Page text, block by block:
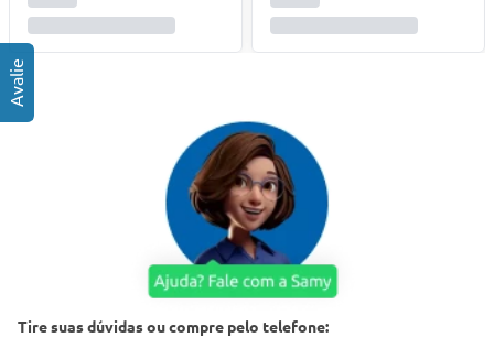
Tire suas dúvidas ou compre pelo telefone: